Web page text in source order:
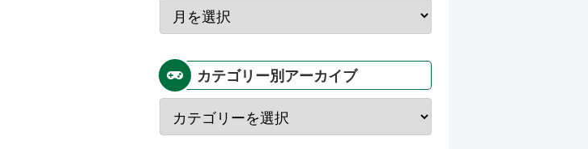
カテゴリー別アーカイブ